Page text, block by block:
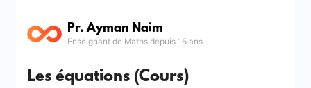
Pr. Ayman Naim
Enseignant de Maths depuis 15 ans
Les équations (Cours)